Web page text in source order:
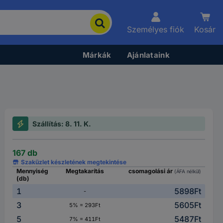
Személyes fiók Kosár
Márkák Ajánlataink
Szállítás: 8. 11. K.
167 db
Szaküzlet készletének megtekintése
Mennyiség
(db)
Megtakarítás csomagolási ár (ÁFA nélkül)
1 -
5898Ft
3
5% = 293Ft
5605Ft
5
7% = 411Ft 5487Ft